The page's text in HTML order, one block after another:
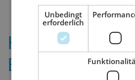
Happy Birthday
Belvedere in
Unbedingt
erforderlich